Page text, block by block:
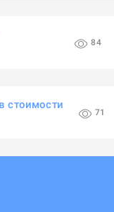
84
стоимости
71